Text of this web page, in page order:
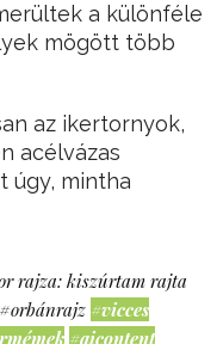
a különféle
mögött több
az ikertornyok,
acélvázas
úgy, mintha
rajza: kiszúrtam rajta
#orbánrajz #vicces
#aicontent